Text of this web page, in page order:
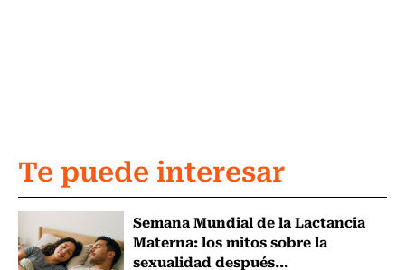
Te puede interesar
Semana Mundial de la Lactancia
Materna: los mitos sobre la
sexualidad después...